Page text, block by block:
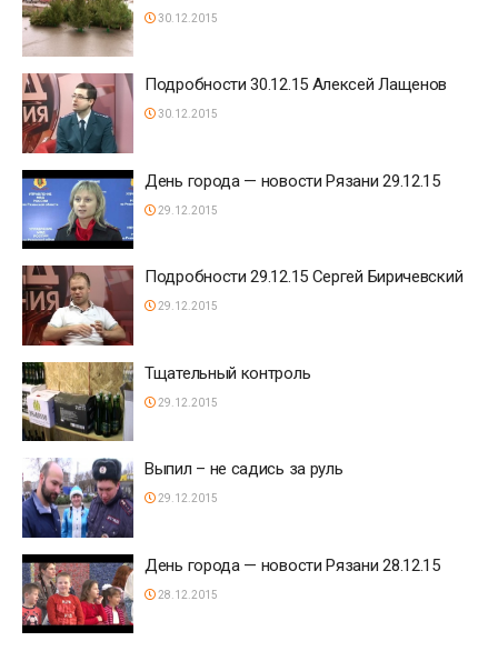
30.12.2015
Подробности 30.12.15 Алексей Лащенов
30.12.2015
День города — новости Рязани 29.12.15
29.12.2015
Подробности 29.12.15 Сергей Биричевский
29.12.2015
Тщательный контроль
29.12.2015
Выпил – не садись за руль
29.12.2015
День города — новости Рязани 28.12.15
28.12.2015